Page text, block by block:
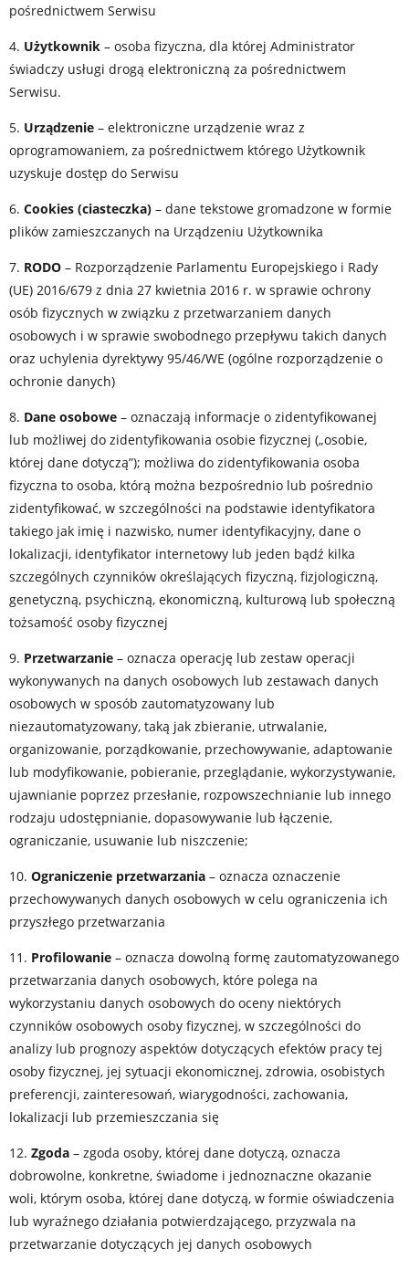
pośrednictwem Serwisu
4. Użytkownik – osoba fizyczna, dla której Administrator
świadczy usługi drogą elektroniczną za pośrednictwem
Serwisu.
5. Urządzenie – elektroniczne urządzenie wraz z
oprogramowaniem, za pośrednictwem którego Użytkownik
uzyskuje dostęp do Serwisu
6. Cookies (ciasteczka) – dane tekstowe gromadzone w formie
plików zamieszczanych na Urządzeniu Użytkownika
7. RODO – Rozporządzenie Parlamentu Europejskiego i Rady
(UE) 2016/679 z dnia 27 kwietnia 2016 r. w sprawie ochrony
osób fizycznych w związku z przetwarzaniem danych
osobowych i w sprawie swobodnego przepływu takich danych
oraz uchylenia dyrektywy 95/46/WE (ogólne rozporządzenie o
ochronie danych)
8. Dane osobowe – oznaczają informacje o zidentyfikowanej
lub możliwej do zidentyfikowania osobie fizycznej („osobie,
której dane dotyczą”); możliwa do zidentyfikowania osoba
fizyczna to osoba, którą można bezpośrednio lub pośrednio
zidentyfikować, w szczególności na podstawie identyfikatora
takiego jak imię i nazwisko, numer identyfikacyjny, dane o
lokalizacji, identyfikator internetowy lub jeden bądź kilka
szczególnych czynników określających fizyczną, fizjologiczną,
genetyczną, psychiczną, ekonomiczną, kulturową lub społeczną
tożsamość osoby fizycznej
9. Przetwarzanie – oznacza operację lub zestaw operacji
wykonywanych na danych osobowych lub zestawach danych
osobowych w sposób zautomatyzowany lub
niezautomatyzowany, taką jak zbieranie, utrwalanie,
organizowanie, porządkowanie, przechowywanie, adaptowanie
lub modyfikowanie, pobieranie, przeglądanie, wykorzystywanie,
ujawnianie poprzez przesłanie, rozpowszechnianie lub innego
rodzaju udostępnianie, dopasowywanie lub łączenie,
ograniczanie, usuwanie lub niszczenie;
10. Ograniczenie przetwarzania – oznacza oznaczenie
przechowywanych danych osobowych w celu ograniczenia ich
przyszłego przetwarzania
11. Profilowanie – oznacza dowolną formę zautomatyzowanego
przetwarzania danych osobowych, które polega na
wykorzystaniu danych osobowych do oceny niektórych
czynników osobowych osoby fizycznej, w szczególności do
analizy lub prognozy aspektów dotyczących efektów pracy tej
osoby fizycznej, jej sytuacji ekonomicznej, zdrowia, osobistych
preferencji, zainteresowań, wiarygodności, zachowania,
lokalizacji lub przemieszczania się
12. Zgoda – zgoda osoby, której dane dotyczą, oznacza
dobrowolne, konkretne, świadome i jednoznaczne okazanie
woli, którym osoba, której dane dotyczą, w formie oświadczenia
lub wyraźnego działania potwierdzającego, przyzwala na
przetwarzanie dotyczących jej danych osobowych